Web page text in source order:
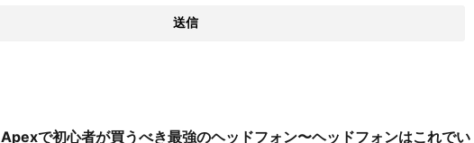
Apexで初心者が買うべき最強のヘッドフォン〜ヘッドフォンはこれでい